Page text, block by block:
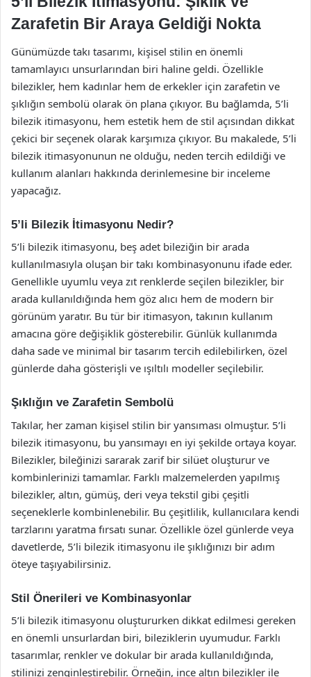
Zarafetin Bir Araya Geldiği Nokta
Günümüzde takı tasarımı, kişisel stilin en önemli
tamamlayıcı unsurlarından biri haline geldi. Özellikle
bilezikler, hem kadınlar hem de erkekler için zarafetin ve
şıklığın sembolü olarak ön plana çıkıyor. Bu bağlamda, 5’li
bilezik itimasyonu, hem estetik hem de stil açısından dikkat
çekici bir seçenek olarak karşımıza çıkıyor. Bu makalede, 5’li
bilezik itimasyonunun ne olduğu, neden tercih edildiği ve
kullanım alanları hakkında derinlemesine bir inceleme
yapacağız.
5’li Bilezik İtimasyonu Nedir?
5’li bilezik itimasyonu, beş adet bileziğin bir arada
kullanılmasıyla oluşan bir takı kombinasyonunu ifade eder.
Genellikle uyumlu veya zıt renklerde seçilen bilezikler, bir
arada kullanıldığında hem göz alıcı hem de modern bir
görünüm yaratır. Bu tür bir itimasyon, takının kullanım
amacına göre değişiklik gösterebilir. Günlük kullanımda
daha sade ve minimal bir tasarım tercih edilebilirken, özel
günlerde daha gösterişli ve ışıltılı modeller seçilebilir.
Şıklığın ve Zarafetin Sembolü
Takılar, her zaman kişisel stilin bir yansıması olmuştur. 5’li
bilezik itimasyonu, bu yansımayı en iyi şekilde ortaya koyar.
Bilezikler, bileğinizi sararak zarif bir silüet oluşturur ve
kombinlerinizi tamamlar. Farklı malzemelerden yapılmış
bilezikler, altın, gümüş, deri veya tekstil gibi çeşitli
seçeneklerle kombinlenebilir. Bu çeşitlilik, kullanıcılara kendi
tarzlarını yaratma fırsatı sunar. Özellikle özel günlerde veya
davetlerde, 5’li bilezik itimasyonu ile şıklığınızı bir adım
öteye taşıyabilirsiniz.
Stil Önerileri ve Kombinasyonlar
5’li bilezik itimasyonu oluştururken dikkat edilmesi gereken
en önemli unsurlardan biri, bileziklerin uyumudur. Farklı
tasarımlar, renkler ve dokular bir arada kullanıldığında,
stilinizi zenginleştirebilir. Örneğin, ince altın bilezikler ile